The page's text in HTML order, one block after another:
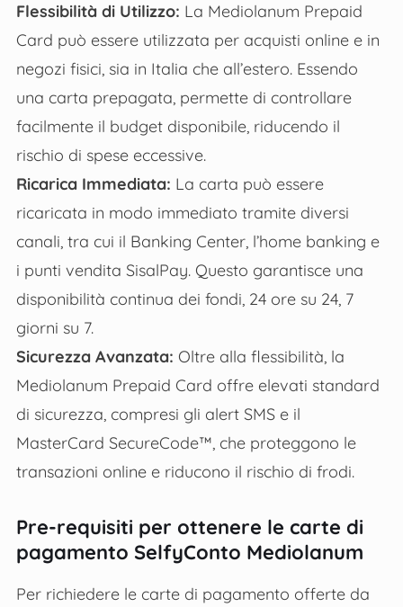
Flessibilità di Utilizzo: La Mediolanum Prepaid
Card può essere utilizzata per acquisti online e in
negozi fisici, sia in Italia che all’estero. Essendo
una carta prepagata, permette di controllare
facilmente il budget disponibile, riducendo il
rischio di spese eccessive.
Ricarica Immediata: La carta può essere
ricaricata in modo immediato tramite diversi
canali, tra cui il Banking Center, l’home banking e
i punti vendita SisalPay. Questo garantisce una
disponibilità continua dei fondi, 24 ore su 24, 7
giorni su 7​.
Sicurezza Avanzata: Oltre alla flessibilità, la
Mediolanum Prepaid Card offre elevati standard
di sicurezza, compresi gli alert SMS e il
MasterCard SecureCode™, che proteggono le
transazioni online e riducono il rischio di frodi​.
Pre-requisiti per ottenere le carte di
pagamento SelfyConto Mediolanum
Per richiedere le carte di pagamento offerte da